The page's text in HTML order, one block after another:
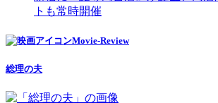
トも常時開催
Movie-Review
総理の夫